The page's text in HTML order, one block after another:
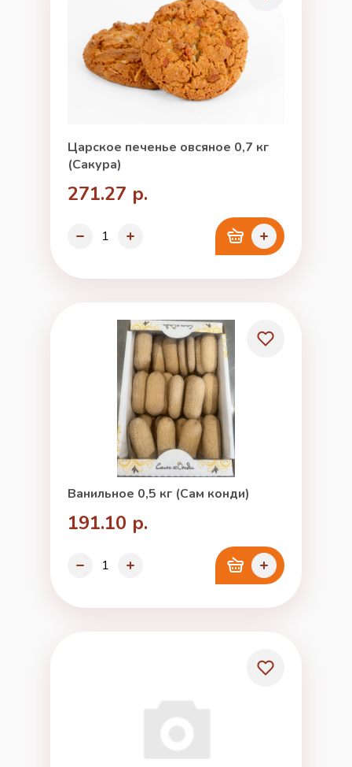
Царское печенье овсяное 0,7 кг
(Сакура)
271.27 р.
Ванильное 0,5 кг (Сам конди)
191.10 р.